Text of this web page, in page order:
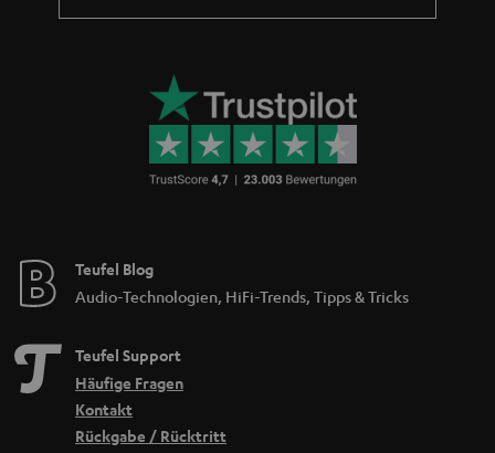
Teufel Blog
Audio-Technologien, HiFi-Trends, Tipps & Tricks
Teufel Support
Häufige Fragen
Kontakt
Rückgabe / Rücktritt